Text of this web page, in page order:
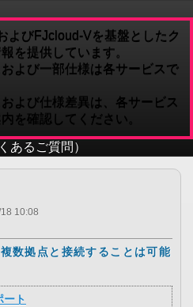
よびFJcloud-Vを基盤としたク
を提供しています。
よび一部仕様は各サービスで
よび仕様差異は、各サービス
を確認してください。
あるご質問）
10:08
数拠点と接続することは可能
ート